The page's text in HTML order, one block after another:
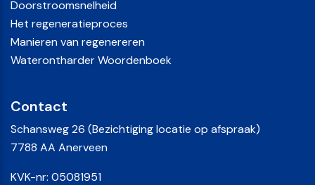
Doorstroomsnelheid
Het regeneratieproces
Manieren van regenereren
Waterontharder Woordenboek
Contact
Schansweg 26 (Bezichtiging locatie op afspraak)
7788 AA Anerveen
KVK-nr: 05081951